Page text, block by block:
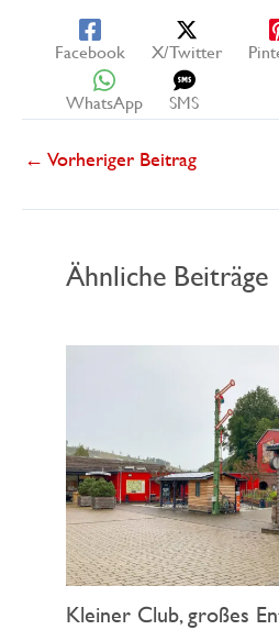
Facebook X/Twitter
WhatsApp SMS
← Vorheriger Beitrag
Ähnliche Beiträge
Kleiner Club, großes